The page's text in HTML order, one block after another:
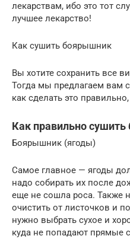
лекарствам, ибо это тот
лучшее лекарство!
Как сушить боярышник
Вы хотите сохранить все
Тогда мы предлагаем вам
как сделать это
Как правильно
Боярышник (ягоды)
Самое главное — ягоды
надо собирать их после
еще не сошла роса. Также
очистить от листочков и
нужно выбрать сухое и
куда не попадают прямые